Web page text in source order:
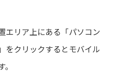
エリア上にある「パソコン
」をクリックするとモバイル